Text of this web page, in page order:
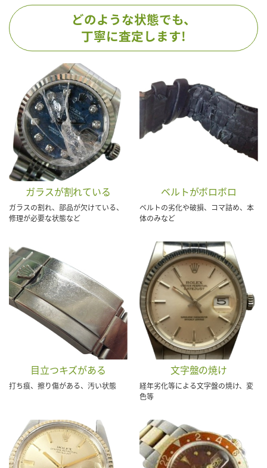
どのような状態でも、
丁寧に査定します!
ガラスが割れている
ガラスの割れ、部品が欠けている、
修理が必要な状態など
ベルトがボロボロ
ベルトの劣化や破損、コマ詰め、本
体のみなど
目立つキズがある
打ち痕、擦り傷がある、汚い状態
文字盤の焼け
経年劣化等による文字盤の焼け、変
色等